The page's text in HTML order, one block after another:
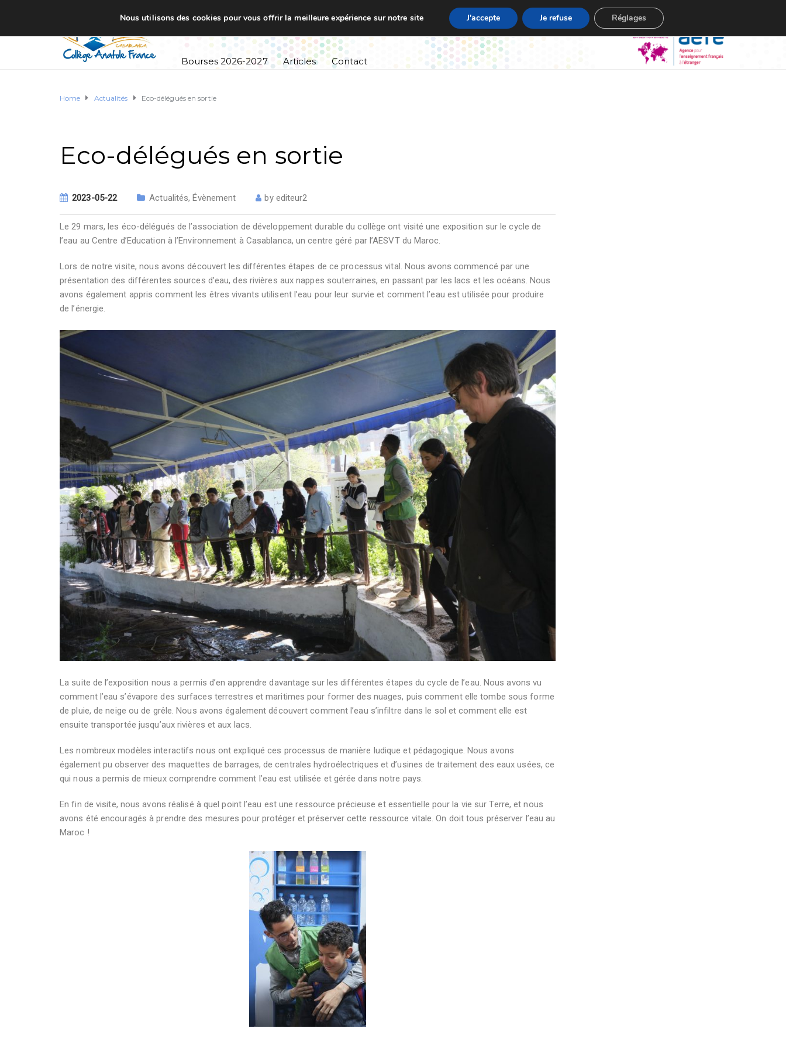
Cursus scolaire
Bourses 2026-2027 Articles Contact
Home Actualités Eco-délégués en sortie
Eco-délégués en sortie
2023-05-22 Actualités,Évènement by editeur2
Le 29 mars, les éco-délégués de l’association de développement durable du collège ont visité une exposition sur le cycle de
l’eau au Centre d’Education à l’Environnement à Casablanca, un centre géré par l’AESVT du Maroc.
Lors de notre visite, nous avons découvert les différentes étapes de ce processus vital. Nous avons commencé par une
présentation des différentes sources d’eau, des rivières aux nappes souterraines, en passant par les lacs et les océans. Nous
avons également appris comment les êtres vivants utilisent l’eau pour leur survie et comment l’eau est utilisée pour produire
de l’énergie.
La suite de l’exposition nous a permis d’en apprendre davantage sur les différentes étapes du cycle de l’eau. Nous avons vu
comment l’eau s’évapore des surfaces terrestres et maritimes pour former des nuages, puis comment elle tombe sous forme
de pluie, de neige ou de grêle. Nous avons également découvert comment l’eau s’infiltre dans le sol et comment elle est
ensuite transportée jusqu’aux rivières et aux lacs.
Les nombreux modèles interactifs nous ont expliqué ces processus de manière ludique et pédagogique. Nous avons
également pu observer des maquettes de barrages, de centrales hydroélectriques et d’usines de traitement des eaux usées, ce
qui nous a permis de mieux comprendre comment l’eau est utilisée et gérée dans notre pays.
En fin de visite, nous avons réalisé à quel point l’eau est une ressource précieuse et essentielle pour la vie sur Terre, et nous
avons été encouragés à prendre des mesures pour protéger et préserver cette ressource vitale. On doit tous préserver l’eau au
Maroc !
Nous utilisons des cookies pour vous offrir la meilleure expérience sur notre site J'accepte Je refuse Réglages